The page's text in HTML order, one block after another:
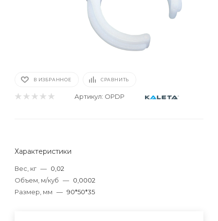
В ИЗБРАННОЕ СРАВНИТЬ
Артикул: OPDP
Характеристики
Вес, кг — 0,02
Объем, м/куб — 0,0002
Размер, мм — 90*50*35